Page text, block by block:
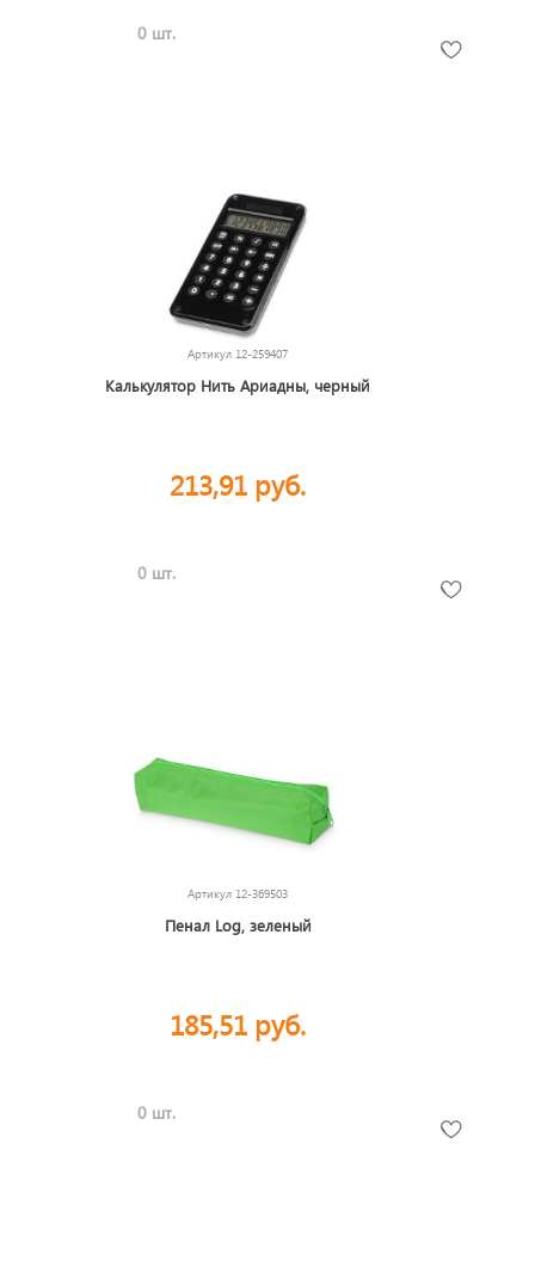
0 шт.
Артикул 12-259407
Калькулятор Нить Ариадны, черный
213,91 руб.
0 шт.
Артикул 12-369503
Пенал Log, зеленый
185,51 руб.
0 шт.